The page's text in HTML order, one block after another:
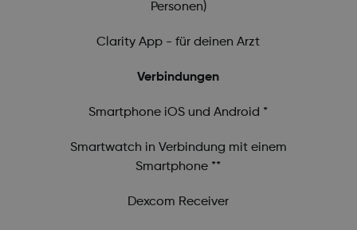
Personen)
Clarity App - für deinen Arzt
Verbindungen
Smartphone iOS und Android *
Smartwatch in Verbindung mit einem
Smartphone **
Dexcom Receiver